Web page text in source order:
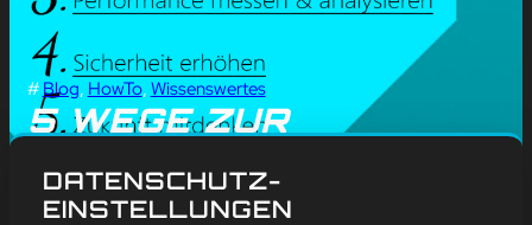
# Blog, HowTo, Wissenswertes
5 WEGE ZUR
NETZWERKS
DATENSCHUTZ-
EINSTELLUNGEN